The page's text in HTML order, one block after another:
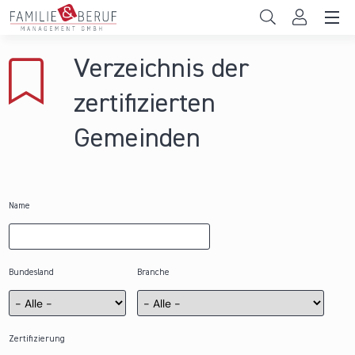
Direkt zum Inhalt
Gemeinden
Hochschulen
Verzeichnis der
zertifizierten
Gemeinden
Name
Bundesland Branche
Zertifizierung